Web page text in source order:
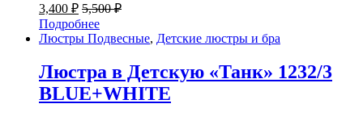
3,400 ₽ 5,500₽
Подробнее
Люстры Подвесные, Детские люстры и бра
Люстра в Детскую «Танк» 1232/3
BLUE+WHITE